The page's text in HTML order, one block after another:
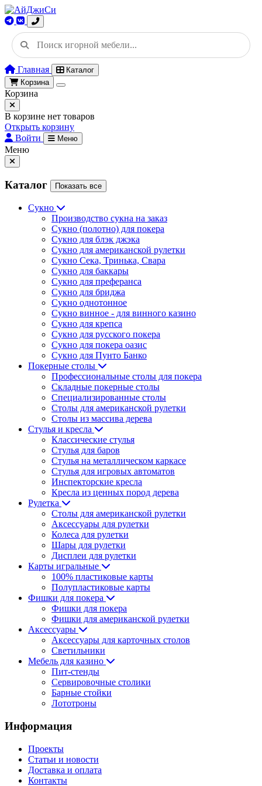
Главная
Каталог
Корзина
Корзина
В корзине нет товаров
Открыть корзину
Войти
Меню
Меню
Каталог Показать все
Сукно
Производство сукна на заказ
Сукно (полотно) для покера
Сукно для блэк джэка
Сукно для американской рулетки
Сукно Сека, Тринька, Свара
Сукно для баккары
Сукно для преферанса
Сукно для бриджа
Сукно однотонное
Сукно винное - для винного казино
Сукно для крепса
Сукно для русского покера
Сукно для покера оазис
Сукно для Пунто Банко
Покерные столы
Профессиональные столы для покера
Складные покерные столы
Специализированные столы
Столы для американской рулетки
Столы из массива дерева
Стулья и кресла
Классические стулья
Стулья для баров
Стулья на металлическом каркасе
Стулья для игровых автоматов
Инспекторские кресла
Кресла из ценных пород дерева
Рулетка
Столы для американской рулетки
Аксессуары для рулетки
Колеса для рулетки
Шары для рулетки
Дисплеи для рулетки
Карты игральные
100% пластиковые карты
Полупластиковые карты
Фишки для покера
Фишки для покера
Фишки для американской рулетки
Аксессуары
Аксессуары для карточных столов
Светильники
Мебель для казино
Пит-стенды
Сервировочные столики
Барные стойки
Лототроны
Информация
Проекты
Статьи и новости
Доставка и оплата
Контакты